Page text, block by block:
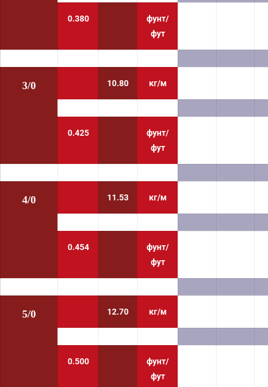
0.380
фунт/
фут
3/0 10.80 кг/м
0.425
фунт/
фут
4/0 11.53 кг/м
0.454
фунт/
фут
5/0 12.70 кг/м
0.500
фунт/
фут